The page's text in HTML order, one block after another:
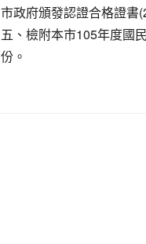
市政府頒發認證合格證書
五、檢附本市105年度國
份。